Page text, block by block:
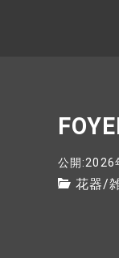
公開:2026
花器/